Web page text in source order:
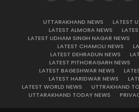
UTTARAKHAND NEWS
LATEST
LATEST ALMORA NEWS
LATEST UDHAM SINGH NAGAR NEWS
LATEST CHAMOLI NEWS
LATEST DEHRADUN NEWS
LATEST PITHORAGARH NEWS
LATEST BAGESHWAR NEWS
LATEST HARIDWAR NEWS
LATEST WORLD NEWS
UTTRAKHAND
UTTARAKHAND TODAY NEWS